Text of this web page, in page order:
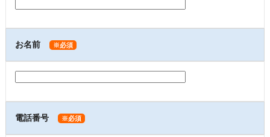
お名前 ※必須
電話番号 ※必須